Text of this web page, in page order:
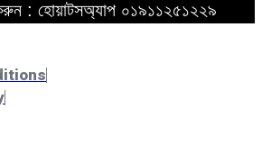
: হোয়াটসঅ্যাপ ০১৯১১২৫১২২৯